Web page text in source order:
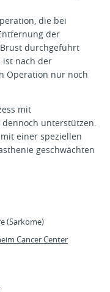
die bei
der
durchgeführt
ist nach der
Operation nur noch
mit
unterstützen.
einer speziellen
geschwächten
(Sarkome)
Cancer Center